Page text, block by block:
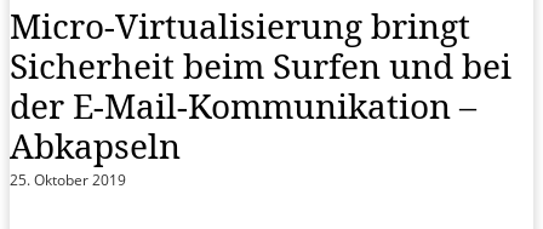
Micro-Virtualisierung bringt
Sicherheit beim Surfen und bei
der E-Mail-Kommunikation –
Abkapseln
25. Oktober 2019